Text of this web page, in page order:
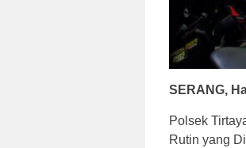
SERANG,
Polsek
Rutin yang